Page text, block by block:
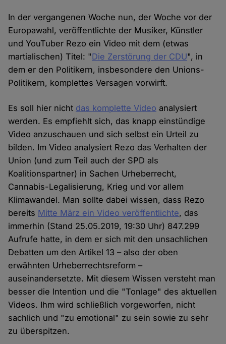
In der vergangenen Woche nun, der Woche vor der
Europawahl, veröffentlichte der Musiker, Künstler
und YouTuber Rezo ein Video mit dem (etwas
martialischen) Titel: "Die Zerstörung der CDU", in
dem er den Politikern, insbesondere den Unions-
Politikern, komplettes Versagen vorwirft.
Es soll hier nicht das komplette Video analysiert
werden. Es empfiehlt sich, das knapp einstündige
Video anzuschauen und sich selbst ein Urteil zu
bilden. Im Video analysiert Rezo das Verhalten der
Union (und zum Teil auch der SPD als
Koalitionspartner) in Sachen Urheberrecht,
Cannabis-Legalisierung, Krieg und vor allem
Klimawandel. Man sollte dabei wissen, dass Rezo
bereits Mitte März ein Video veröffentlichte, das
immerhin (Stand 25.05.2019, 19:30 Uhr) 847.299
Aufrufe hatte, in dem er sich mit den unsachlichen
Debatten um den Artikel 13 – also der oben
erwähnten Urheberrechtsreform –
auseinandersetzte. Mit diesem Wissen versteht man
besser die Intention und die "Tonlage" des aktuellen
Videos. Ihm wird schließlich vorgeworfen, nicht
sachlich und "zu emotional" zu sein sowie zu sehr
zu überspitzen.